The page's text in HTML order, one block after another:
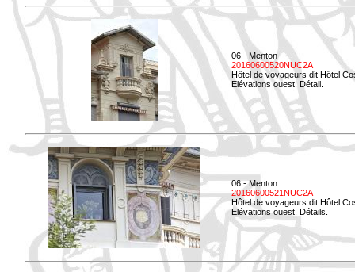
06 - Menton
20160600520NUC2A
Hôtel de voyageurs dit Hôtel
Elévations ouest. Détail.
06 - Menton
20160600521NUC2A
Hôtel de voyageurs dit Hôtel
Elévations ouest. Détails.